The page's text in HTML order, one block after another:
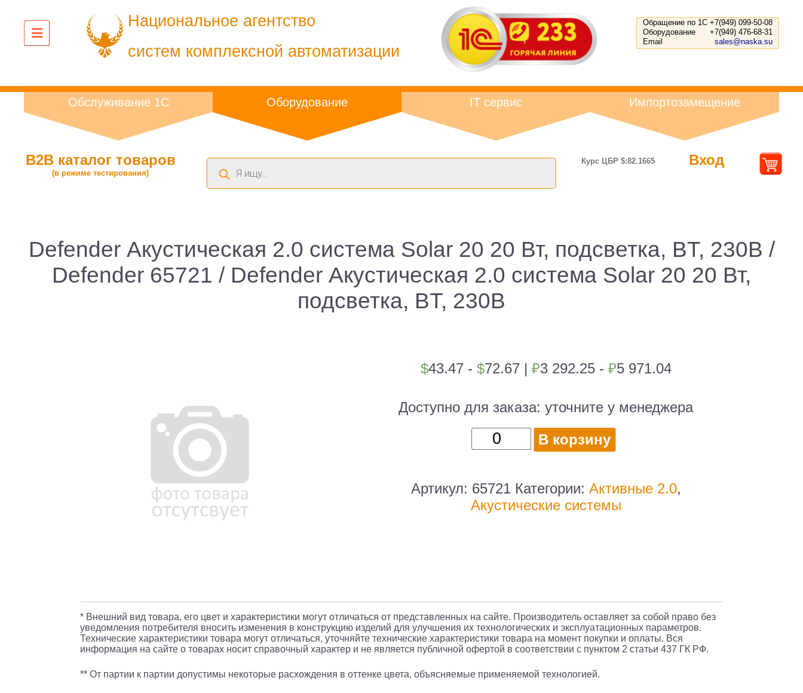
Национальное агентство
систем комплексной автоматизации
Обращение по 1С +7(949) 099-50-08
Оборудование
+7(949) 476-68-31
Email
sales@naska.su
Обслуживание 1С Оборудование IT сервис Импортозамещение
B2B каталог товаров
(в режиме тестирования)
Поиск
товаров
Курс ЦБР $:82.1665 Вход
Defender Акустическая 2.0 система Solar 20 20 Вт, подсветка, BT, 230В /
Defender 65721 / Defender Акустическая 2.0 система Solar 20 20 Вт,
подсветка, BT, 230В
$43.47 - $72.67| ₽3 292.25 - ₽5 971.04
Доступно для заказа:уточните у менеджера
Количество
товара
Акустическая
2.0
подсветка,
BT,
230В
/
Defender
В корзину
Артикул: 65721 Категории: Активные 2.0,
Акустические системы
* Внешний вид товара, его цвет и характеристики могут отличаться от представленных на сайте. Производитель оставляет за собой право без
уведомления потребителя вносить изменения в конструкцию изделий для улучшения их технологических и эксплуатационных параметров.
Технические характеристики товара могут отличаться, уточняйте технические характеристики товара на момент покупки и оплаты. Вся
информация на сайте о товарах носит справочный характер и не является публичной офертой в соответствии с пунктом 2 статьи 437 ГК РФ.
** От партии к партии допустимы некоторые расхождения в оттенке цвета, объясняемые применяемой технологией.